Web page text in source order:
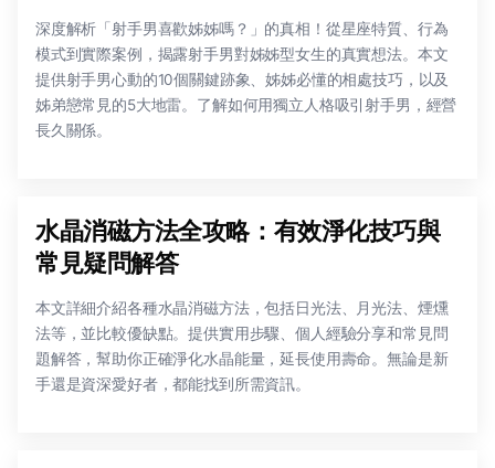
深度解析「射手男喜歡姊姊嗎？」的真相！從星座特質、行為
模式到實際案例，揭露射手男對姊姊型女生的真實想法。本文
提供射手男心動的10個關鍵跡象、姊姊必懂的相處技巧，以及
姊弟戀常見的5大地雷。了解如何用獨立人格吸引射手男，經營
長久關係。
水晶消磁方法全攻略：有效淨化技巧與
常見疑問解答
本文詳細介紹各種水晶消磁方法，包括日光法、月光法、煙燻
法等，並比較優缺點。提供實用步驟、個人經驗分享和常見問
題解答，幫助你正確淨化水晶能量，延長使用壽命。無論是新
手還是資深愛好者，都能找到所需資訊。